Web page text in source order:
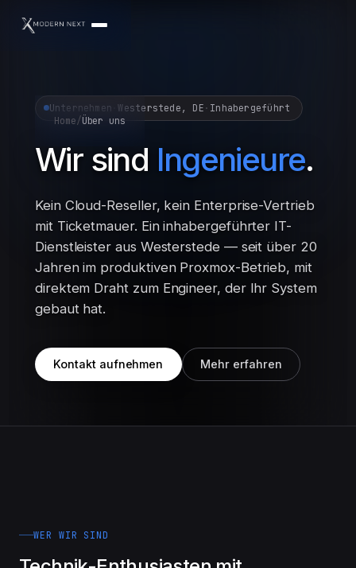
Home/Über uns
Unternehmen ·Westerstede, DE · Inhabergeführt
Wir sind Ingenieure.
Kein Cloud-Reseller, kein Enterprise-Vertrieb
mit Ticketmauer. Ein inhabergeführter IT-
Dienstleister aus Westerstede — seit über 20
Jahren im produktiven Proxmox-Betrieb, mit
direktem Draht zum Engineer, der Ihr System
gebaut hat.
Kontakt aufnehmen Mehr erfahren
WER WIR SIND